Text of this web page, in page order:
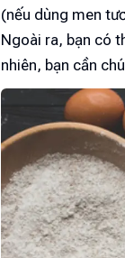
(nếu dùng men
Ngoài ra, bạn có
nhiên, bạn cần